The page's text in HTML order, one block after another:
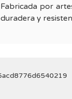
Fabricada por
duradera y